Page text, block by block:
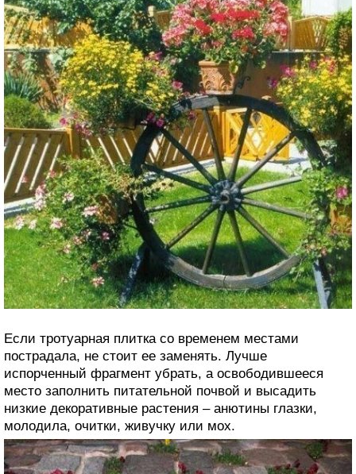
Если тротуарная плитка со временем местами
пострадала, не стоит ее заменять. Лучше
испорченный фрагмент убрать, а освободившееся
место заполнить питательной почвой и высадить
низкие декоративные растения – анютины глазки,
молодила, очитки, живучку или мох.